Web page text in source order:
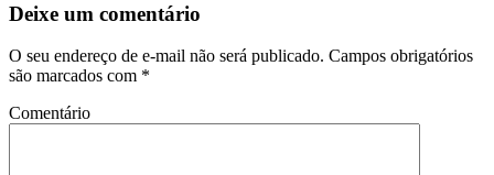
Deixe um comentário
O seu endereço de e-mail não será publicado. Campos obrigatórios
são marcados com *
Comentário